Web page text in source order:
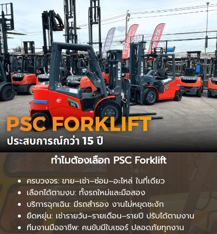
ทำไมต้องเลือก PSC Forklift
ครบวงจร: ขาย–เช่า–ซ่อม–อะไหล่ ในที่เดียว
เลือกได้ตามงบ: ทั้งรถใหม่และมือสอง
บริการฉุกเฉิน: มีรถสำรอง งานไม่หยุดชะงัก
ยืดหยุ่น: เช่ารายวัน–รายเดือน–รายปี ปรับได้ตามงาน
ทีมงานมืออาชีพ: คนขับมีใบเซอร์ ปลอดภัยทุกงาน